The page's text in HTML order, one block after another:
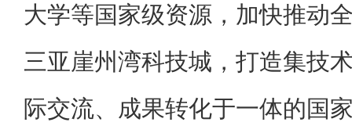
大学等国家级资源，加快推动
三亚崖州湾科技城，打造集技
际交流、成果转化于一体的国